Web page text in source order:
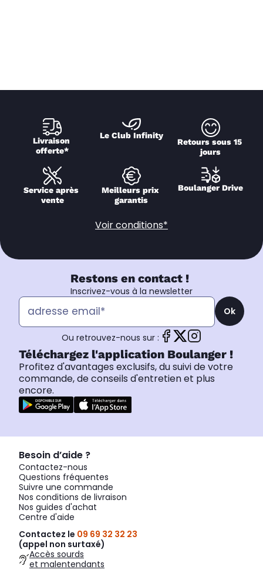
Livraison
offerte*
Le Club Infinity
Retours sous 15
jours
Service après
vente
Meilleurs prix
garantis
Boulanger Drive
Voir conditions*
Restons en contact !
Inscrivez-vous à la newsletter
Ok
Ou retrouvez-nous sur :
Téléchargez l'application Boulanger !
Profitez d'avantages exclusifs, du suivi de votre
commande, de conseils d'entretien et plus
encore.
Besoin d’aide ?
Contactez-nous
Questions fréquentes
Suivre une commande
Nos conditions de livraison
Nos guides d'achat
Centre d'aide
Contactez le 09 69 32 32 23
(appel non surtaxé)
Accès sourds
et malentendants